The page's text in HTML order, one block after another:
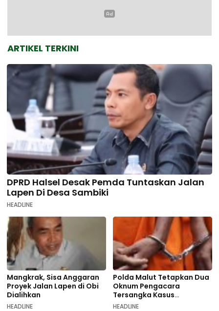
ARTIKEL TERKINI
DPRD Halsel Desak Pemda Tuntaskan Jalan
Lapen Di Desa Sambiki
HEADLINE
Mangkrak, Sisa Anggaran
Proyek Jalan Lapen di Obi
Dialihkan
HEADLINE
Polda Malut Tetapkan Dua
Oknum Pengacara
Tersangka Kasus
Pemalsuan Dokumen
HEADLINE